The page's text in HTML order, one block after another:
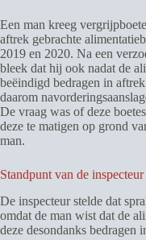
Een man kreeg
aftrek gebrachte
2019 en 2020. Na een
bleek dat hij ook nadat de
beëindigd bedragen in
daarom
De vraag was of deze
deze te matigen op grond
man.
Standpunt van de inspecteur
De inspecteur stelde dat
omdat de man wist dat de
deze desondanks bedragen